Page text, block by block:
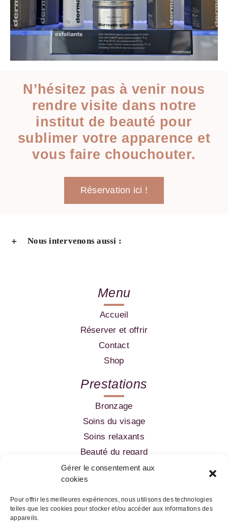
Gérer le consentement aux
cookies
Pour offrir les meilleures expériences, nous utilisons des technologies
telles que les cookies pour stocker et/ou accéder aux informations des
appareils.
N’hésitez pas à venir nous
rendre visite dans notre
institut de beauté pour
sublimer votre apparence et
vous faire chouchouter.
Réservation ici !
Nous intervenons aussi :
Menu
Accueil
Réserver et offrir
Contact
Shop
Prestations
Bronzage
Soins du visage
Soins relaxants
Beauté du regard
Amincissement